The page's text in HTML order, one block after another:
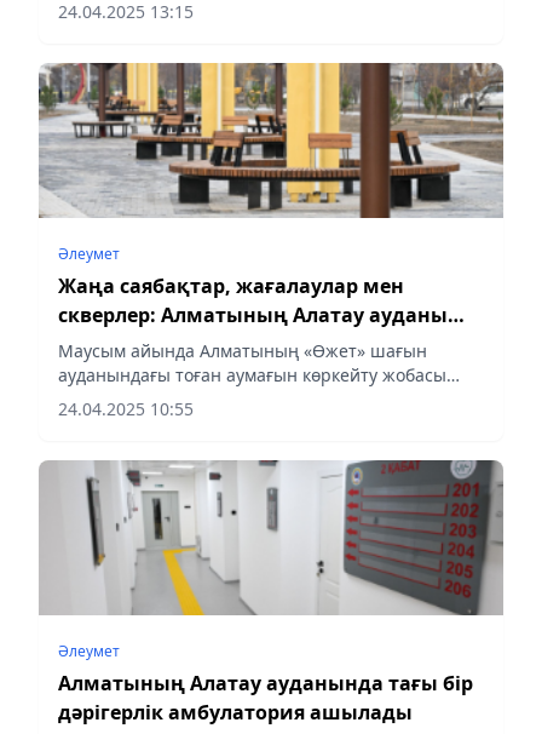
мердігерлік ұйымдарға бақылау күшейтілетінін
24.04.2025 13:15
Әлеумет
Жаңа саябақтар, жағалаулар мен
скверлер: Алматының Алатау ауданы
қалай түрленіп жатыр
Маусым айында Алматының «Өжет» шағын
ауданындағы тоған аумағын көркейту жобасы
аяқталады
24.04.2025 10:55
Әлеумет
Алматының Алатау ауданында тағы бір
дәрігерлік амбулатория ашылады